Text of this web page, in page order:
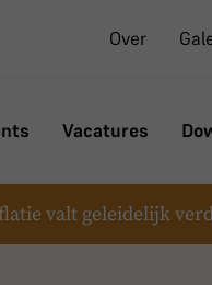
Over
Vacatures
valt geleidelijk